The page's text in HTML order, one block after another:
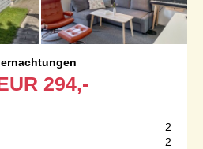
294,-
2
2